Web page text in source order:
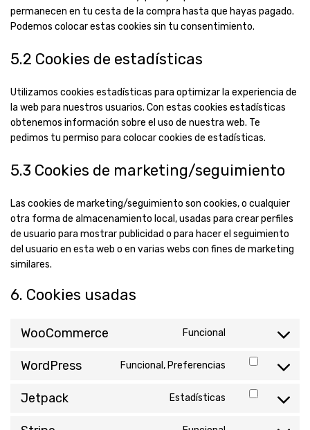
permanecen en tu cesta de la compra hasta que hayas pagado.
Podemos colocar estas cookies sin tu consentimiento.
5.2 Cookies de estadísticas
Utilizamos cookies estadísticas para optimizar la experiencia de
la web para nuestros usuarios. Con estas cookies estadísticas
obtenemos información sobre el uso de nuestra web. Te
pedimos tu permiso para colocar cookies de estadísticas.
5.3 Cookies de marketing/seguimiento
Las cookies de marketing/seguimiento son cookies, o cualquier
otra forma de almacenamiento local, usadas para crear perfiles
de usuario para mostrar publicidad o para hacer el seguimiento
del usuario en esta web o en varias webs con fines de marketing
similares.
6. Cookies usadas
WooCommerce Funcional
service
WordPress Funcional, Preferencias
service
Jetpack Estadísticas